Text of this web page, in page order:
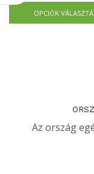
OPCIÓK
Az ország